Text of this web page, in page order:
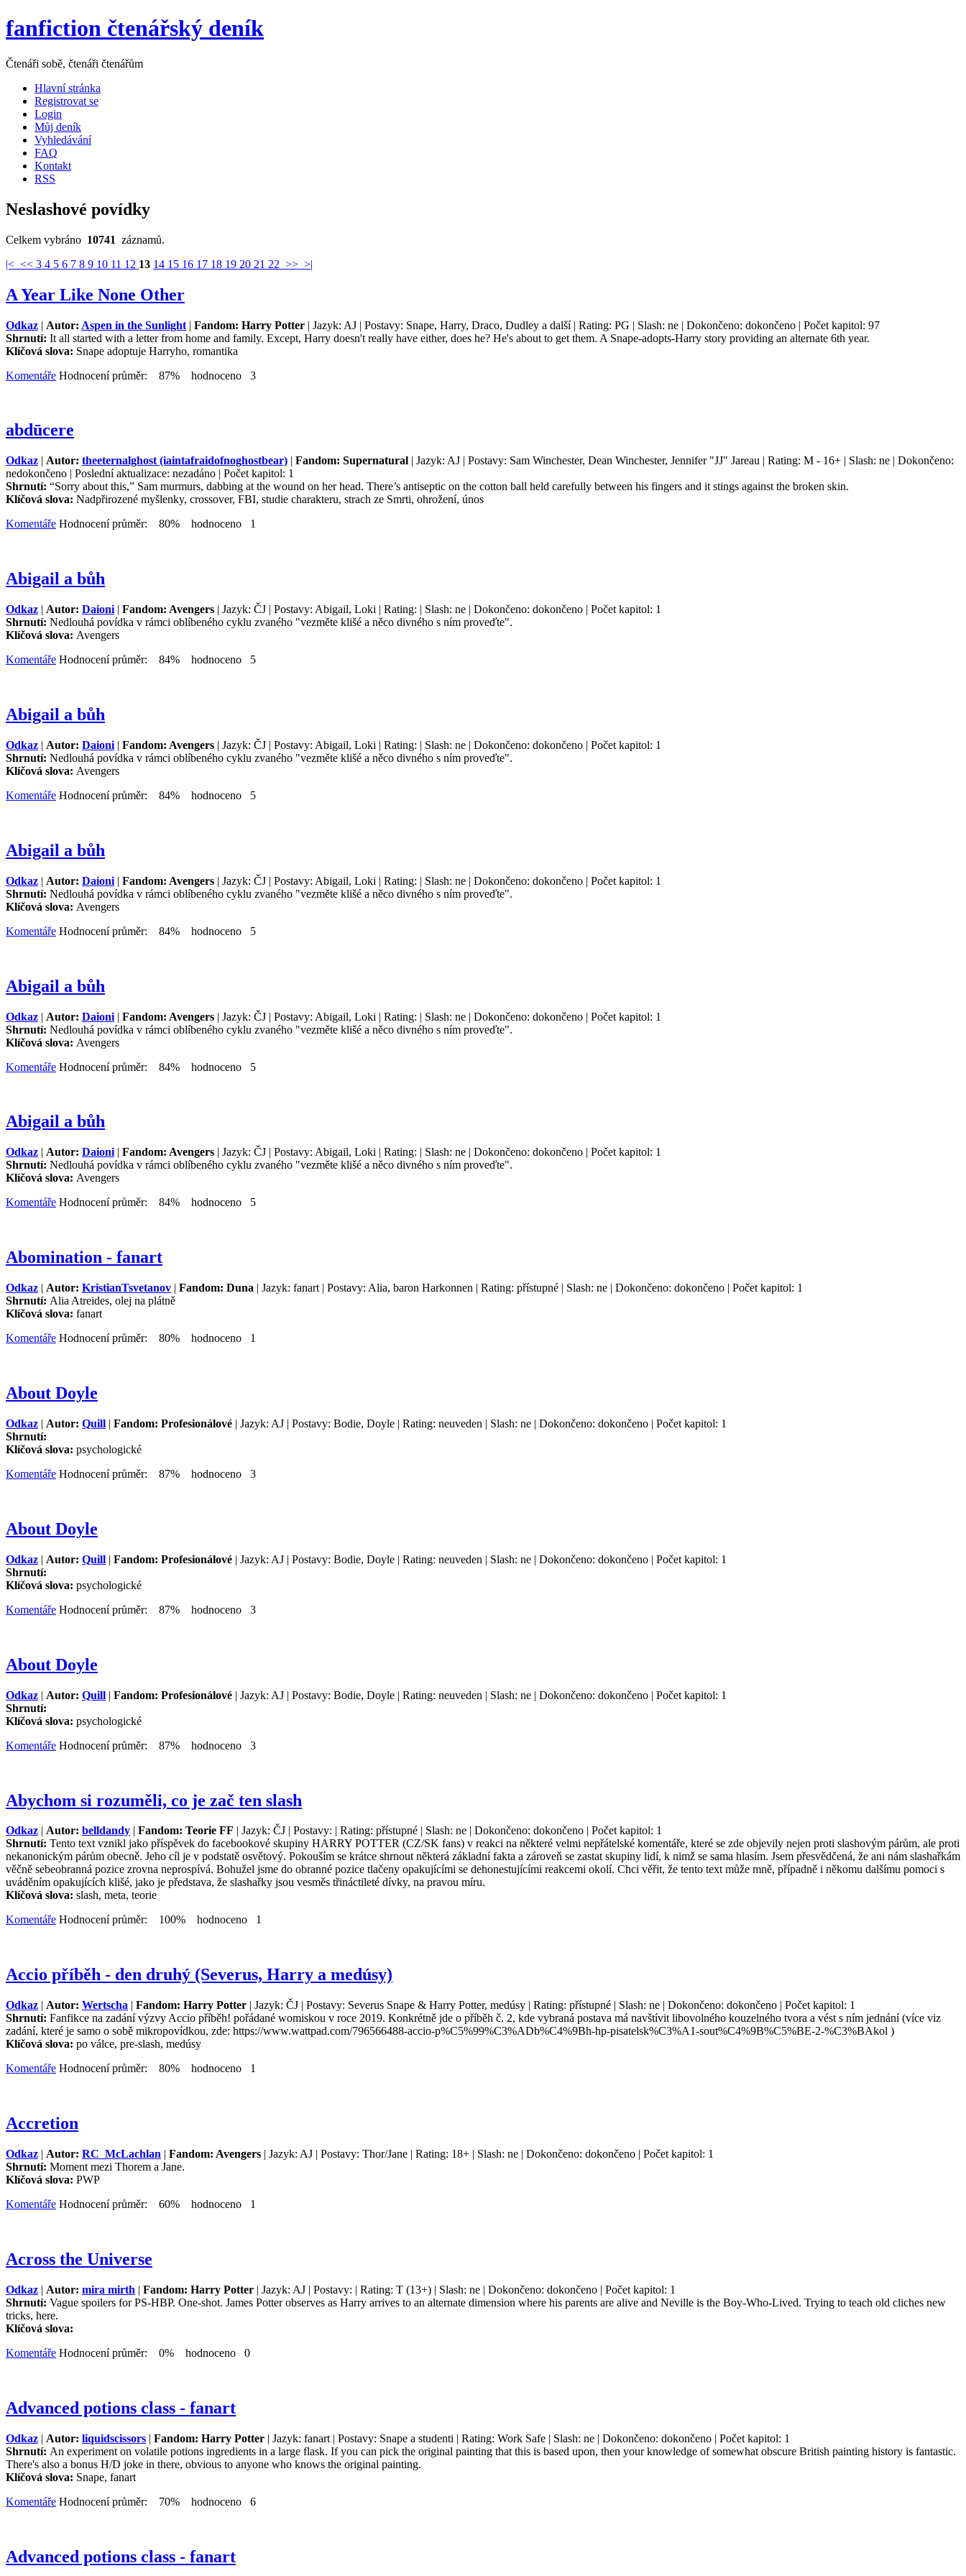
fanfiction čtenářský deník
Čtenáři sobě, čtenáři čtenářům
Hlavní stránka
Registrovat se
Login
Můj deník
Vyhledávání
FAQ
Kontakt
RSS
Neslashové povídky
Celkem vybráno 10741 záznamů.
|< << 3 4 5 6 7 8 9 10 11 12 13 14 15 16 17 18 19 20 21 22 >> >|
A Year Like None Other
Odkaz | Autor: Aspen in the Sunlight | Fandom: Harry Potter | Jazyk: AJ | Postavy: Snape, Harry, Draco, Dudley a další | Rating: PG | Slash: ne | Dokončeno: dokončeno | Počet kapitol: 97
Shrnutí: It all started with a letter from home and family. Except, Harry doesn't really have either, does he? He's about to get them. A Snape-adopts-Harry story providing an alternate 6th year.
Klíčová slova: Snape adoptuje Harryho, romantika
Komentáře Hodnocení průměr: 87% hodnoceno 3
abdūcere
Odkaz | Autor: theeternalghost (iaintafraidofnoghostbear) | Fandom: Supernatural | Jazyk: AJ | Postavy: Sam Winchester, Dean Winchester, Jennifer "JJ" Jareau | Rating: M - 16+ | Slash: ne | Dokončeno:
nedokončeno | Poslední aktualizace: nezadáno | Počet kapitol: 1
Shrnutí: “Sorry about this,” Sam murmurs, dabbing at the wound on her head. There’s antiseptic on the cotton ball held carefully between his fingers and it stings against the broken skin.
Klíčová slova: Nadpřirozené myšlenky, crossover, FBI, studie charakteru, strach ze Smrti, ohrožení, únos
Komentáře Hodnocení průměr: 80% hodnoceno 1
Abigail a bůh
Odkaz | Autor: Daioni | Fandom: Avengers | Jazyk: ČJ | Postavy: Abigail, Loki | Rating: | Slash: ne | Dokončeno: dokončeno | Počet kapitol: 1
Shrnutí: Nedlouhá povídka v rámci oblíbeného cyklu zvaného "vezměte klišé a něco divného s ním proveďte".
Klíčová slova: Avengers
Komentáře Hodnocení průměr: 84% hodnoceno 5
Abigail a bůh
Odkaz | Autor: Daioni | Fandom: Avengers | Jazyk: ČJ | Postavy: Abigail, Loki | Rating: | Slash: ne | Dokončeno: dokončeno | Počet kapitol: 1
Shrnutí: Nedlouhá povídka v rámci oblíbeného cyklu zvaného "vezměte klišé a něco divného s ním proveďte".
Klíčová slova: Avengers
Komentáře Hodnocení průměr: 84% hodnoceno 5
Abigail a bůh
Odkaz | Autor: Daioni | Fandom: Avengers | Jazyk: ČJ | Postavy: Abigail, Loki | Rating: | Slash: ne | Dokončeno: dokončeno | Počet kapitol: 1
Shrnutí: Nedlouhá povídka v rámci oblíbeného cyklu zvaného "vezměte klišé a něco divného s ním proveďte".
Klíčová slova: Avengers
Komentáře Hodnocení průměr: 84% hodnoceno 5
Abigail a bůh
Odkaz | Autor: Daioni | Fandom: Avengers | Jazyk: ČJ | Postavy: Abigail, Loki | Rating: | Slash: ne | Dokončeno: dokončeno | Počet kapitol: 1
Shrnutí: Nedlouhá povídka v rámci oblíbeného cyklu zvaného "vezměte klišé a něco divného s ním proveďte".
Klíčová slova: Avengers
Komentáře Hodnocení průměr: 84% hodnoceno 5
Abigail a bůh
Odkaz | Autor: Daioni | Fandom: Avengers | Jazyk: ČJ | Postavy: Abigail, Loki | Rating: | Slash: ne | Dokončeno: dokončeno | Počet kapitol: 1
Shrnutí: Nedlouhá povídka v rámci oblíbeného cyklu zvaného "vezměte klišé a něco divného s ním proveďte".
Klíčová slova: Avengers
Komentáře Hodnocení průměr: 84% hodnoceno 5
Abomination - fanart
Odkaz | Autor: KristianTsvetanov | Fandom: Duna | Jazyk: fanart | Postavy: Alia, baron Harkonnen | Rating: přístupné | Slash: ne | Dokončeno: dokončeno | Počet kapitol: 1
Shrnutí: Alia Atreides, olej na plátně
Klíčová slova: fanart
Komentáře Hodnocení průměr: 80% hodnoceno 1
About Doyle
Odkaz | Autor: Quill | Fandom: Profesionálové | Jazyk: AJ | Postavy: Bodie, Doyle | Rating: neuveden | Slash: ne | Dokončeno: dokončeno | Počet kapitol: 1
Shrnutí:
Klíčová slova: psychologické
Komentáře Hodnocení průměr: 87% hodnoceno 3
About Doyle
Odkaz | Autor: Quill | Fandom: Profesionálové | Jazyk: AJ | Postavy: Bodie, Doyle | Rating: neuveden | Slash: ne | Dokončeno: dokončeno | Počet kapitol: 1
Shrnutí:
Klíčová slova: psychologické
Komentáře Hodnocení průměr: 87% hodnoceno 3
About Doyle
Odkaz | Autor: Quill | Fandom: Profesionálové | Jazyk: AJ | Postavy: Bodie, Doyle | Rating: neuveden | Slash: ne | Dokončeno: dokončeno | Počet kapitol: 1
Shrnutí:
Klíčová slova: psychologické
Komentáře Hodnocení průměr: 87% hodnoceno 3
Abychom si rozuměli, co je zač ten slash
Odkaz | Autor: belldandy | Fandom: Teorie FF | Jazyk: ČJ | Postavy: | Rating: přístupné | Slash: ne | Dokončeno: dokončeno | Počet kapitol: 1
Shrnutí: Tento text vznikl jako příspěvek do facebookové skupiny HARRY POTTER (CZ/SK fans) v reakci na některé velmi nepřátelské komentáře, které se zde objevily nejen proti slashovým párům, ale proti
nekanonickým párům obecně. Jeho cíl je v podstatě osvětový. Pokouším se krátce shrnout některá základní fakta a zároveň se zastat skupiny lidí, k nimž se sama hlasím. Jsem přesvědčená, že ani nám slashařkám
věčně sebeobranná pozice zrovna neprospívá. Bohužel jsme do obranné pozice tlačeny opakujícími se dehonestujícími reakcemi okolí. Chci věřit, že tento text může mně, případně i někomu dalšímu pomoci s
uváděním opakujících klišé, jako je představa, že slashařky jsou vesměs třináctileté dívky, na pravou míru.
Klíčová slova: slash, meta, teorie
Komentáře Hodnocení průměr: 100% hodnoceno 1
Accio příběh - den druhý (Severus, Harry a medúsy)
Odkaz | Autor: Wertscha | Fandom: Harry Potter | Jazyk: ČJ | Postavy: Severus Snape & Harry Potter, medúsy | Rating: přístupné | Slash: ne | Dokončeno: dokončeno | Počet kapitol: 1
Shrnutí: Fanfikce na zadání výzvy Accio příběh! pořádané womiskou v roce 2019. Konkrétně jde o příběh č. 2, kde vybraná postava má navštívit libovolného kouzelného tvora a vést s ním jednání (více viz
zadání, které je samo o sobě mikropovídkou, zde: https://www.wattpad.com/796566488-accio-p%C5%99%C3%ADb%C4%9Bh-hp-pisatelsk%C3%A1-sout%C4%9B%C5%BE-2-%C3%BAkol )
Klíčová slova: po válce, pre-slash, medúsy
Komentáře Hodnocení průměr: 80% hodnoceno 1
Accretion
Odkaz | Autor: RC_McLachlan | Fandom: Avengers | Jazyk: AJ | Postavy: Thor/Jane | Rating: 18+ | Slash: ne | Dokončeno: dokončeno | Počet kapitol: 1
Shrnutí: Moment mezi Thorem a Jane.
Klíčová slova: PWP
Komentáře Hodnocení průměr: 60% hodnoceno 1
Across the Universe
Odkaz | Autor: mira mirth | Fandom: Harry Potter | Jazyk: AJ | Postavy: | Rating: T (13+) | Slash: ne | Dokončeno: dokončeno | Počet kapitol: 1
Shrnutí: Vague spoilers for PS-HBP. One-shot. James Potter observes as Harry arrives to an alternate dimension where his parents are alive and Neville is the Boy-Who-Lived. Trying to teach old cliches new
tricks, here.
Klíčová slova:
Komentáře Hodnocení průměr: 0% hodnoceno 0
Advanced potions class - fanart
Odkaz | Autor: liquidscissors | Fandom: Harry Potter | Jazyk: fanart | Postavy: Snape a studenti | Rating: Work Safe | Slash: ne | Dokončeno: dokončeno | Počet kapitol: 1
Shrnutí: An experiment on volatile potions ingredients in a large flask. If you can pick the original painting that this is based upon, then your knowledge of somewhat obscure British painting history is fantastic.
There's also a bonus H/D joke in there, obvious to anyone who knows the original painting.
Klíčová slova: Snape, fanart
Komentáře Hodnocení průměr: 70% hodnoceno 6
Advanced potions class - fanart